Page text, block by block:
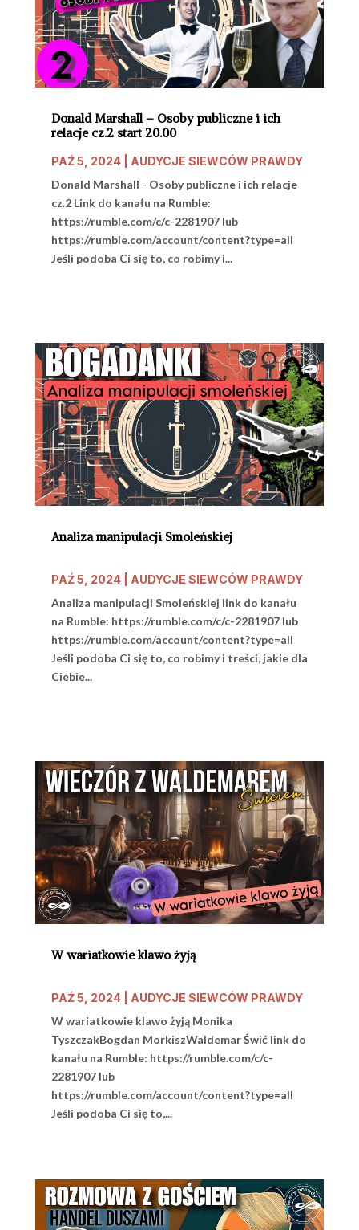
Donald Marshall – Osoby publiczne i ich
relacje cz.2 start 20.00
PAŹ 5, 2024| AUDYCJE SIEWCÓW PRAWDY
Donald Marshall - Osoby publiczne i ich relacje
cz.2 Link do kanału na Rumble:
https://rumble.com/c/c-2281907 lub
https://rumble.com/account/content?type=all
Jeśli podoba Ci się to, co robimy i...
Analiza manipulacji Smoleńskiej
PAŹ 5, 2024| AUDYCJE SIEWCÓW PRAWDY
Analiza manipulacji Smoleńskiej link do kanału
na Rumble: https://rumble.com/c/c-2281907 lub
https://rumble.com/account/content?type=all
Jeśli podoba Ci się to, co robimy i treści, jakie dla
Ciebie...
W wariatkowie klawo żyją
PAŹ 5, 2024| AUDYCJE SIEWCÓW PRAWDY
W wariatkowie klawo żyją Monika
TyszczakBogdan MorkiszWaldemar Świć link do
kanału na Rumble: https://rumble.com/c/c-
2281907 lub
https://rumble.com/account/content?type=all
Jeśli podoba Ci się to,...